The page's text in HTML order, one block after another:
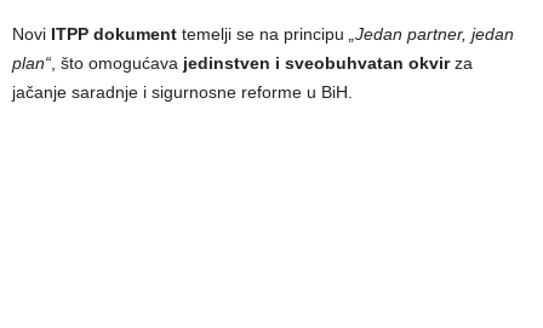
Novi ITPP dokument temelji se na principu
„Jedan partner, jedan
plan“ , što omogućava jedinstven i sveobuhvatan okvirza
jačanje saradnje i sigurnosne reforme u BiH.